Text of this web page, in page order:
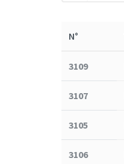
N°
3109
3107
3105
3106